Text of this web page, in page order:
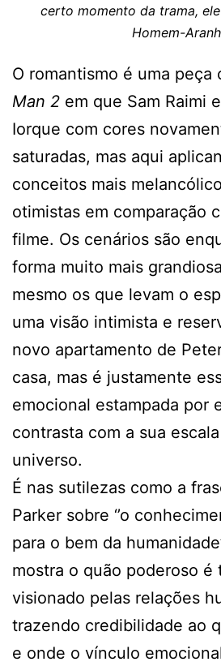
certo momento da trama,
Homem-
O romantismo é uma peça
Man 2 em que Sam Raimi
Iorque com cores
saturadas, mas aqui
conceitos mais
otimistas em comparação
filme. Os cenários são
forma muito mais
mesmo os que levam o
uma visão intimista e
novo apartamento de
casa, mas é justamente
emocional estampada por
contrasta com a sua
universo.
É nas sutilezas como a
Parker sobre ‘’o
para o bem da
mostra o quão poderoso é
visionado pelas relações
trazendo credibilidade ao
e onde o vínculo